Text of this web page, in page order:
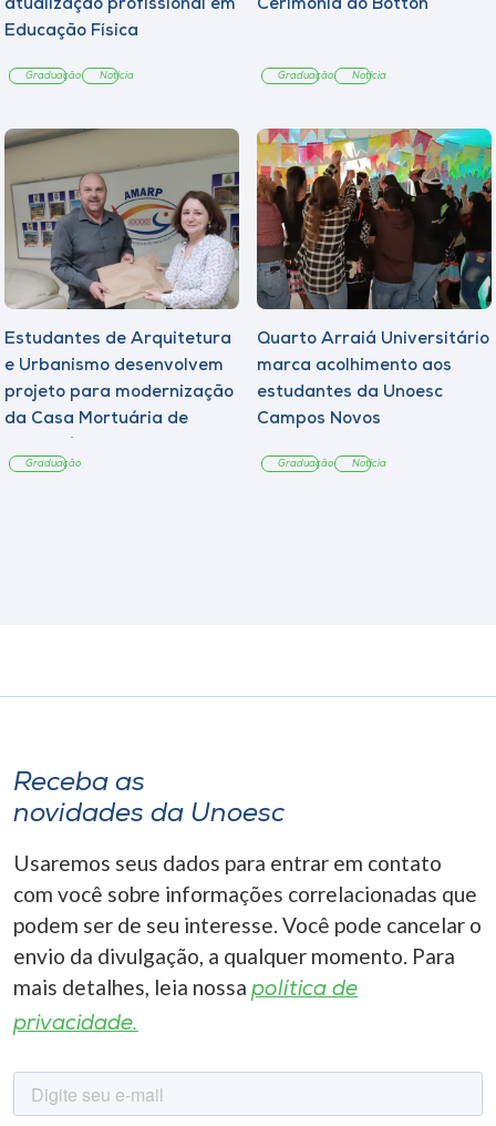
atualização profissional em
Educação Física
Graduação Notícia
Cerimônia do Botton
Graduação Notícia
Estudantes de Arquitetura
e Urbanismo desenvolvem
projeto para modernização
da Casa Mortuária de
Graduação
Quarto Arraiá Universitário
marca acolhimento aos
estudantes da Unoesc
Campos Novos
Graduação Notícia
Receba as
novidades da Unoesc
Usaremos seus dados para entrar em contato
com você sobre informações correlacionadas que
podem ser de seu interesse. Você pode cancelar o
envio da divulgação, a qualquer momento. Para
mais detalhes, leia nossa política de
privacidade.